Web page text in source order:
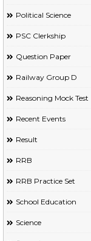
Political Science
PSC Clerkship
Question Paper
Railway Group D
Reasoning Mock Test
Recent Events
Result
RRB
RRB Practice Set
School Education
Science